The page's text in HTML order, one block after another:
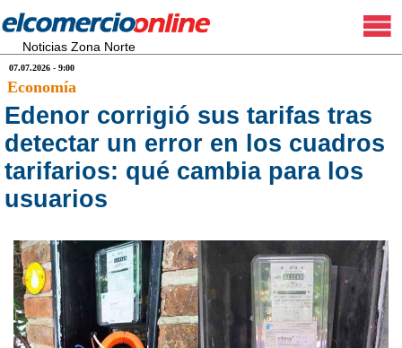
Noticias Zona Norte
07.07.2026 - 9:00
Economía
Edenor corrigió sus tarifas tras
detectar un error en los cuadros
tarifarios: qué cambia para los
usuarios